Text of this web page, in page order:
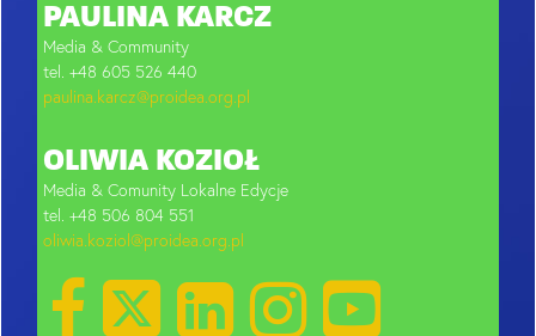
PAULINA KARCZ
Media & Community
tel. +48 605 526 440
paulina.karcz@proidea.org.pl
OLIWIA KOZIOŁ
Media & Comunity Lokalne Edycje
tel. +48 506 804 551
oliwia.koziol@proidea.org.pl